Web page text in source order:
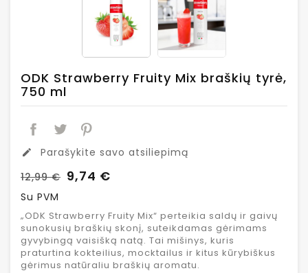
ODK Strawberry Fruity Mix braškių tyrė,
750 ml
edit
Parašykite savo atsiliepimą
12,99 € 9,74 €
Su PVM
„ODK Strawberry Fruity Mix“ perteikia saldų ir gaivų
sunokusių braškių skonį, suteikdamas gėrimams
gyvybingą vaisišką natą. Tai mišinys, kuris
praturtina kokteilius, mocktailus ir kitus kūrybiškus
gėrimus natūraliu braškių aromatu.